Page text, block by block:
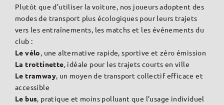
Plutôt que d’utiliser la voiture, nos joueurs adoptent des
modes de transport plus écologiques pour leurs trajets
vers les entraînements, les matchs et les événements du
club :
Le vélo, une alternative rapide, sportive et zéro émission
La trottinette, idéale pour les trajets courts en ville
Le tramway, un moyen de transport collectif efficace et
accessible
Le bus, pratique et moins polluant que l’usage individuel